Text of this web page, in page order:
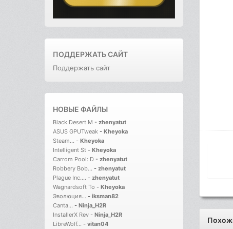
ПОДДЕРЖАТЬ САЙТ
Поддержать сайт
НОВЫЕ ФАЙЛЫ
Black Desert M - zhenyatut
ASUS GPUTweak - Kheyoka
Steam... - Kheyoka
Intelligent St - Kheyoka
Carrom Pool: D - zhenyatut
Robbery Bob... - zhenyatut
Plague Inc.... - zhenyatut
Wagnardsoft To - Kheyoka
Эволюция... - iksman82
Canta... - Ninja_H2R
InstallerX Rev - Ninja_H2R
LibreWolf... - vitan04